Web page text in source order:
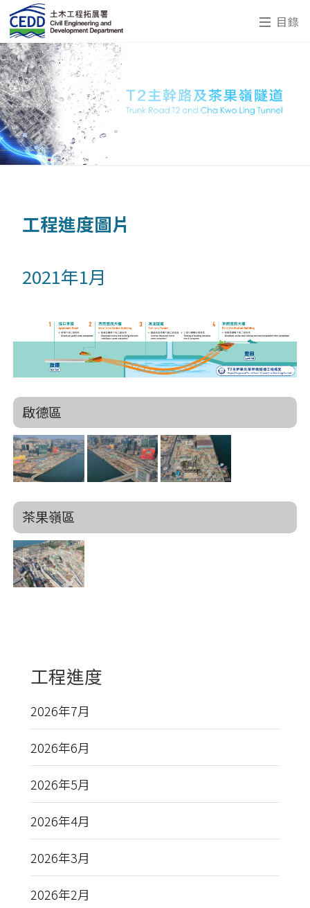
目錄
工程進度圖片
2021年1月
啟德區
茶果嶺區
工程進度
2026年7月
2026年6月
2026年5月
2026年4月
2026年3月
2026年2月